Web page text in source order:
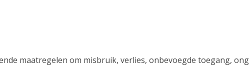
maatregelen om misbruik, verlies, onbevoegde toegang,